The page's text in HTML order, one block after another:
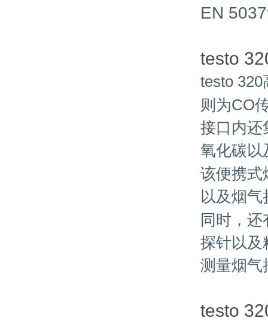
EN
testo
testo 320
则为CO
接口内还
氧化碳以
该便携式
以及烟气
同时，
探针以及
测量烟气
testo